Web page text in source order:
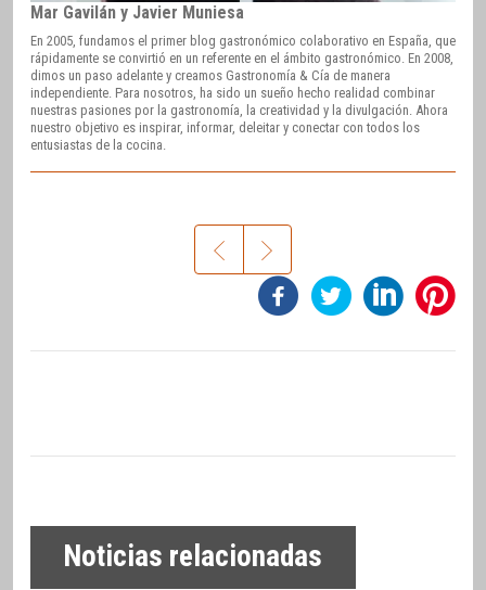
Mar Gavilán y Javier Muniesa
En 2005, fundamos el primer blog gastronómico colaborativo en España, que
rápidamente se convirtió en un referente en el ámbito gastronómico. En 2008,
dimos un paso adelante y creamos Gastronomía & Cía de manera
independiente. Para nosotros, ha sido un sueño hecho realidad combinar
nuestras pasiones por la gastronomía, la creatividad y la divulgación. Ahora
nuestro objetivo es inspirar, informar, deleitar y conectar con todos los
entusiastas de la cocina.
Noticias relacionadas